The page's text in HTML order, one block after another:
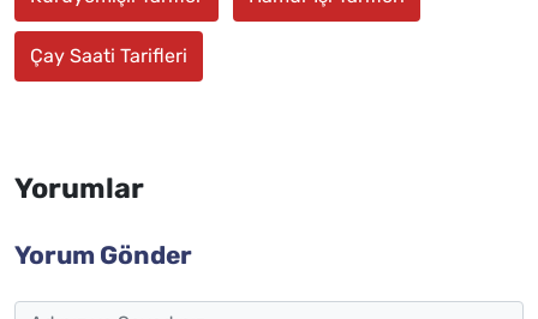
Çay Saati Tarifleri
Yorumlar
Yorum Gönder